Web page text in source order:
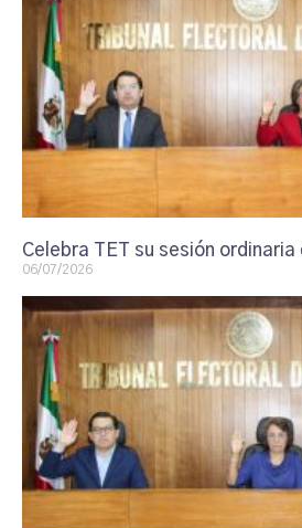
Celebra TET su sesión ordinaria
06/07/2026